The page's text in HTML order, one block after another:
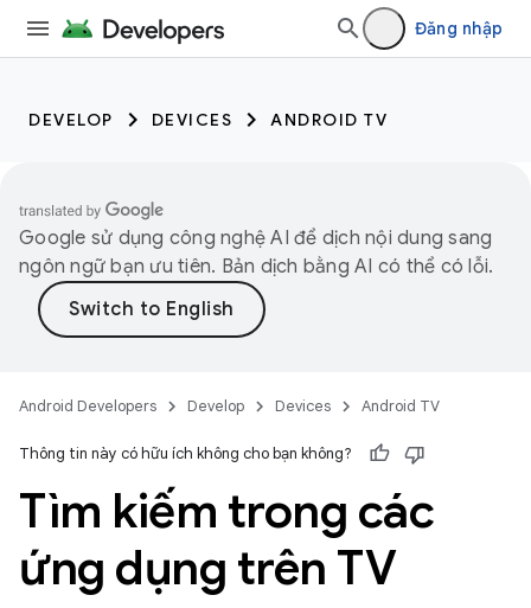
Đăng nhập
DEVELOP DEVICES ANDROID TV
Google sử dụng công nghệ AI để dịch nội dung sang
ngôn ngữ bạn ưu tiên. Bản dịch bằng AI có thể có lỗi.
Android Developers Develop Devices Android TV
Thông tin này có hữu ích không cho bạn không?
Tìm kiếm trong các
ứng dụng trên TV